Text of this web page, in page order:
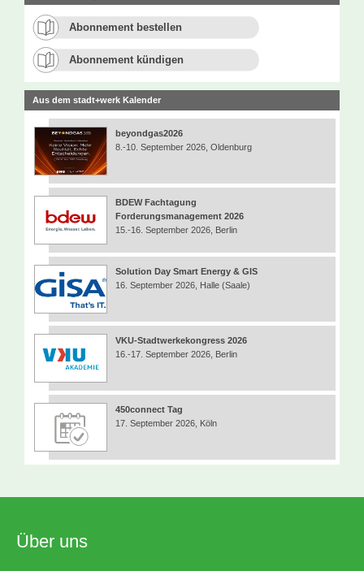
Abonnement bestellen
Abonnement kündigen
Aus dem stadt+werk Kalender
beyondgas2026
8.-10. September 2026, Oldenburg
BDEW Fachtagung
Forderungsmanagement 2026
15.-16. September 2026, Berlin
Solution Day Smart Energy & GIS
16. September 2026, Halle (Saale)
VKU-Stadtwerkekongress 2026
16.-17. September 2026, Berlin
450connect Tag
17. September 2026, Köln
Über uns